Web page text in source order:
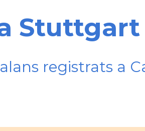
Stuttgart
registrats a